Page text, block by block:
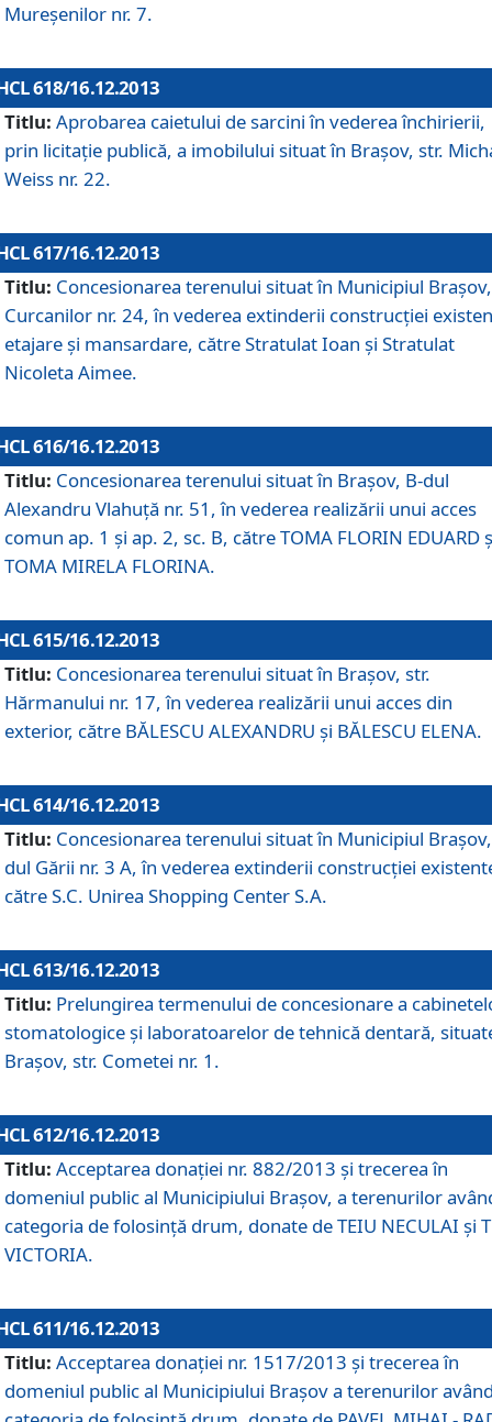
Mureşenilor nr. 7.
618/16.12.2013
Titlu: Aprobarea caietului de sarcini în vederea închirierii,
prin licitaţie publică, a imobilului situat în Braşov, str.
Weiss nr. 22.
617/16.12.2013
Titlu: Concesionarea terenului situat în Municipiul
Curcanilor nr. 24, în vederea extinderii construcţiei
etajare şi mansardare, către Stratulat Ioan şi Stratulat
Nicoleta Aimee.
616/16.12.2013
Titlu: Concesionarea terenului situat în Braşov, B-dul
Alexandru Vlahuţă nr. 51, în vederea realizării unui acces
comun ap. 1 şi ap. 2, sc. B, către TOMA FLORIN EDUARD
TOMA MIRELA FLORINA.
615/16.12.2013
Titlu: Concesionarea terenului situat în Braşov, str.
Hărmanului nr. 17, în vederea realizării unui acces din
exterior, către BĂLESCU ALEXANDRU şi BĂLESCU ELENA.
614/16.12.2013
Titlu: Concesionarea terenului situat în Municipiul
dul Gării nr. 3 A, în vederea extinderii construcţiei
către S.C. Unirea Shopping Center S.A.
613/16.12.2013
Titlu: Prelungirea termenului de concesionare a
stomatologice şi laboratoarelor de tehnică dentară,
Braşov, str. Cometei nr. 1.
612/16.12.2013
Titlu: Acceptarea donaţiei nr. 882/2013 şi trecerea în
domeniul public al Municipiului Braşov, a terenurilor
categoria de folosinţă drum, donate de TEIU NECULAI şi
VICTORIA.
611/16.12.2013
Titlu: Acceptarea donaţiei nr. 1517/2013 şi trecerea în
domeniul public al Municipiului Braşov a terenurilor